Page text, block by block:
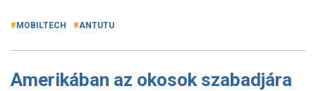
MOBILTECH ANTUTU
Amerikában az okosok szabadjára